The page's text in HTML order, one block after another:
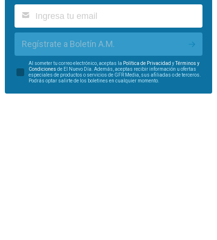
Regístrate a Boletín A.M.
Al someter tu correo electrónico, aceptas la Política de Privacidad yTérminos y
Condiciones de El Nuevo Día. Además, aceptas recibir información u ofertas
especiales de productos o servicios de GFR Media, sus afiliadas o de terceros.
Podrás optar salirte de los boletines en cualquier momento.